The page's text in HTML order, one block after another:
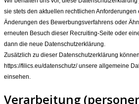
sie stets den aktuellen rechtlichen Anforderungen
Änderungen des Bewerbungsverfahrens oder
erneuten Besuch dieser Recruiting-Seite oder
dann die neue Datenschutzerklärung.
Zusätzlich zu dieser Datenschutzerklärung
https://filics.eu/datenschutz/ unsere allgemeine
einsehen.
Verarbeitung